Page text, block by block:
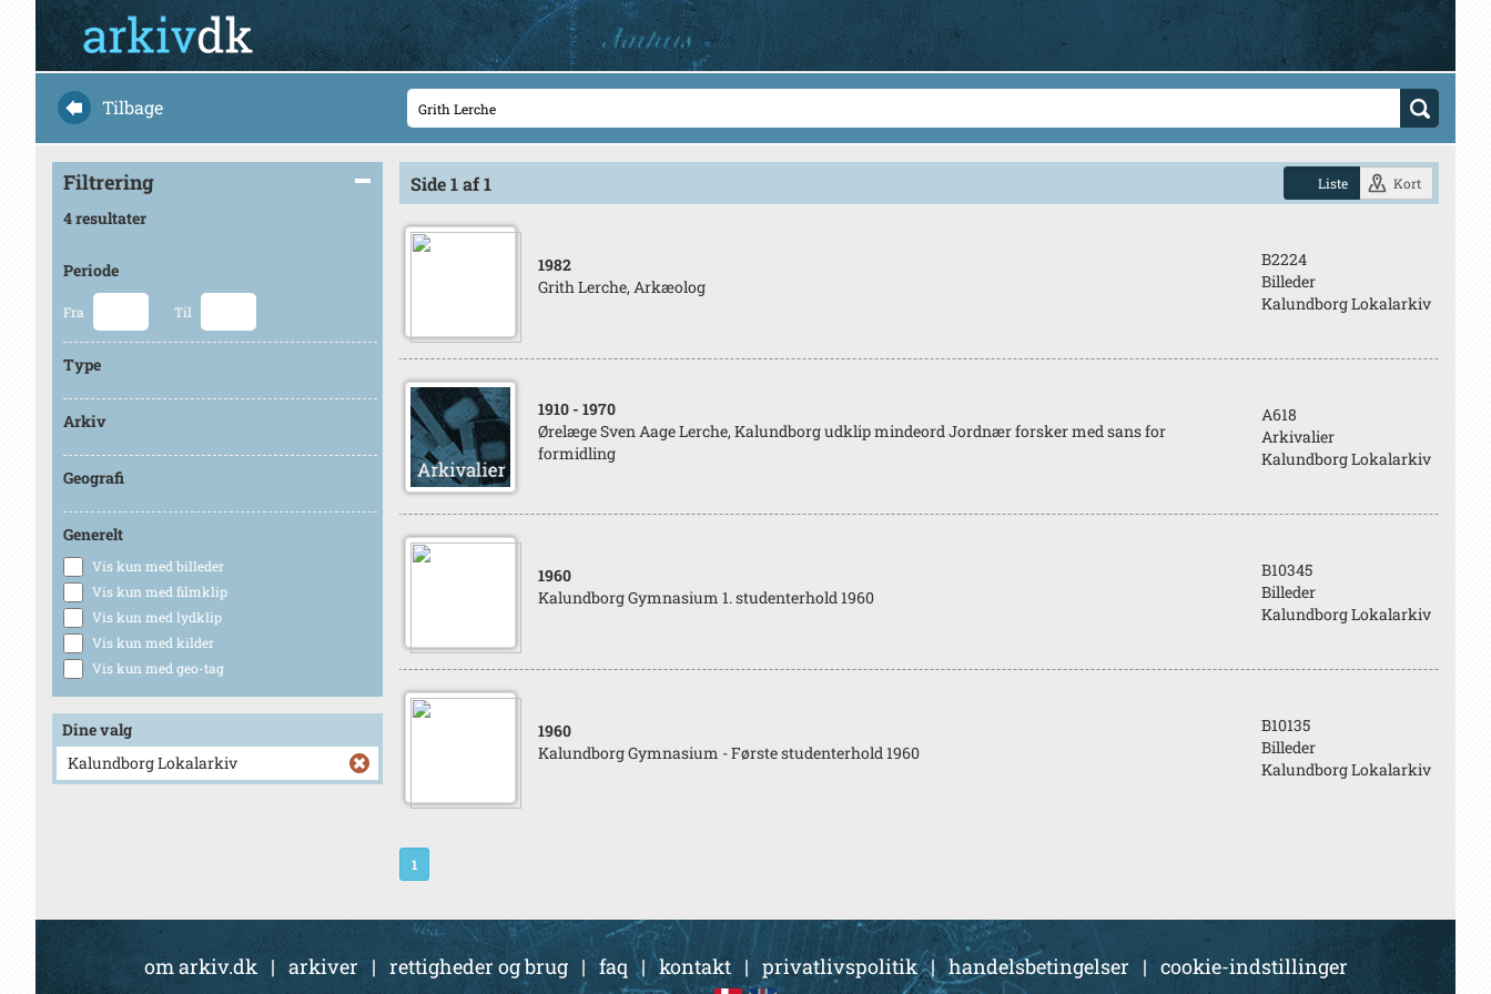
Tilbage
Filtrering
4 resultater
Periode
Fra Til
Type
Arkiv
Geografi
Generelt
Vis kun med billeder
Vis kun med filmklip
Vis kun med lydklip
Vis kun med kilder
Vis kun med geo-tag
Dine valg
Kalundborg Lokalarkiv
Side 1 af 1 Liste Kort
1982
Grith Lerche, Arkæolog
B2224
Billeder
Kalundborg Lokalarkiv
1910 - 1970
Ørelæge Sven Aage Lerche, Kalundborg udklip mindeord Jordnær forsker med sans for
formidling
A618
Arkivalier
Kalundborg Lokalarkiv
1960
Kalundborg Gymnasium 1. studenterhold 1960
B10345
Billeder
Kalundborg Lokalarkiv
1960
Kalundborg Gymnasium - Første studenterhold 1960
B10135
Billeder
Kalundborg Lokalarkiv
1
om arkiv.dk | arkiver| rettigheder og brug|faq |kontakt| privatlivspolitik|handelsbetingelser | cookie-indstillinger